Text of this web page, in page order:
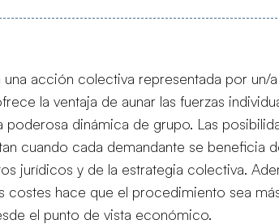
una acción colectiva representada por un/a
la ventaja de aunar las fuerzas
poderosa dinámica de grupo. Las
cuando cada demandante se beneficia
jurídicos y de la estrategia colectiva.
costes hace que el procedimiento sea
el punto de vista económico.